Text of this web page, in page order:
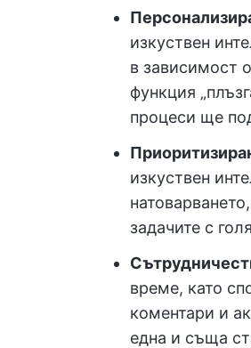
изкуствен
в зависимост
функция
процеси ще
изкуствен
задачите с
време, като
коментари и
една и съща